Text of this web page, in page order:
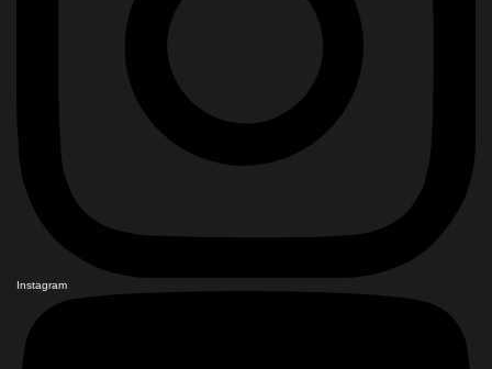
Instagram